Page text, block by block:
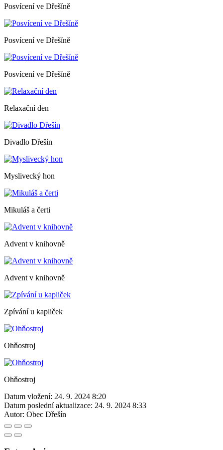
Posvícení ve Dřešíně
Posvícení ve Dřešíně
Posvícení ve Dřešíně
Relaxační den
Divadlo Dřešín
Myslivecký hon
Mikuláš a čerti
Advent v knihovně
Advent v knihovně
Zpívání u kapliček
Ohňostroj
Ohňostroj
Datum vložení: 24. 9. 2024 8:20
Datum poslední aktualizace: 24. 9. 2024 8:33
Autor: Obec Dřešín